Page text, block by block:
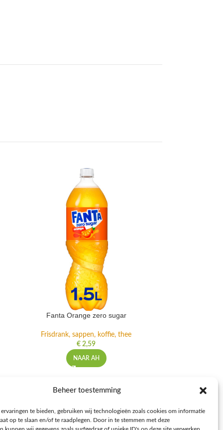
Beheer toestemming
te bieden, gebruiken wij technologieën zoals cookies om informatie
op te slaan en/of te raadplegen. Door in te stemmen met deze
Fanta Orange zero sugar
Frisdrank, sappen, koffie, thee
€ 2,59
NAAR AH